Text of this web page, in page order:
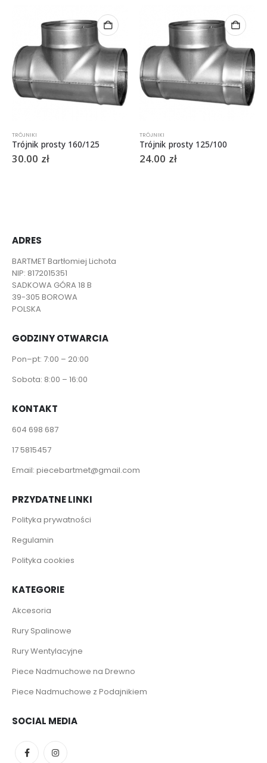
TRÓJNIKI
Trójnik prosty 125/100
24.00 zł
TRÓJNIKI
Trójnik prosty 200/080
39.00 zł
ADRES
BARTMET Bartłomiej Lichota
NIP: 8172015351
SADKOWA GÓRA 18 B
39-305 BOROWA
POLSKA
GODZINY OTWARCIA
Pon–pt: 7:00 – 20:00
Sobota: 8:00 – 16:00
KONTAKT
604 698 687
17 5815457
Email: piecebartmet@gmail.com
PRZYDATNE LINKI
Polityka prywatności
Regulamin
Polityka cookies
KATEGORIE
Akcesoria
Rury Spalinowe
Rury Wentylacyjne
Piece Nadmuchowe na Drewno
Piece Nadmuchowe z Podajnikiem
SOCIAL MEDIA